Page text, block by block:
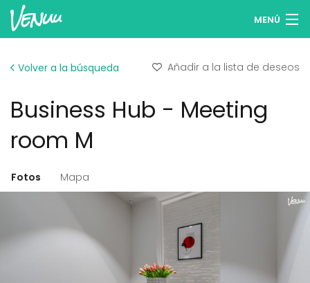
MENÚ
Iniciar sesión
Volver a la búsqueda Añadir a la lista de deseos
Business Hub - Meeting
room M
Fotos Mapa